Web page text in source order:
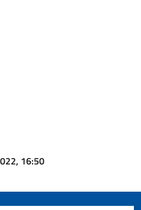
16:50